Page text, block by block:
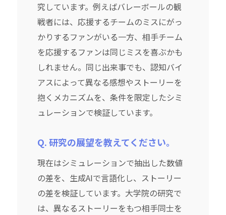
究しています。例えばバレーボールの観
戦者には、応援するチームのミスにがっ
かりするファンがいる一方、相手チーム
を応援するファンは同じミスを喜ぶかも
しれません。同じ出来事でも、認知バイ
アスによって異なる感想やストーリーを
抱くメカニズムを、条件を限定したシミ
ュレーションで検証しています。
Q. 研究の展望を教えてください。
現在はシミュレーションで抽出した数値
の差を、生成AIで言語化し、ストーリー
の差を検証しています。大学院の研究で
は、異なるストーリーをもつ相手同士を